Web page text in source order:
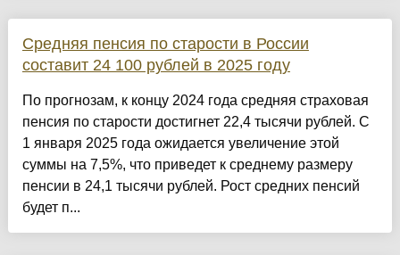
Средняя пенсия по старости в России
составит 24 100 рублей в 2025 году
По прогнозам, к концу 2024 года средняя страховая
пенсия по старости достигнет 22,4 тысячи рублей. С
1 января 2025 года ожидается увеличение этой
суммы на 7,5%, что приведет к среднему размеру
пенсии в 24,1 тысячи рублей. Рост средних пенсий
будет п...